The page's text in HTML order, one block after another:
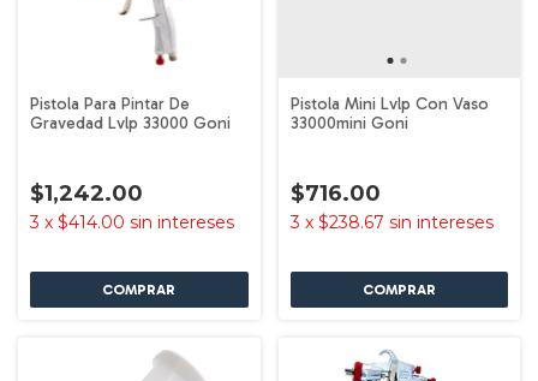
Pistola Para Pintar De
Gravedad Lvlp 33000 Goni
$1,242.00
3 x $414.00 sin intereses
Pistola Mini Lvlp Con Vaso
33000mini Goni
$716.00
3 x $238.67 sin intereses